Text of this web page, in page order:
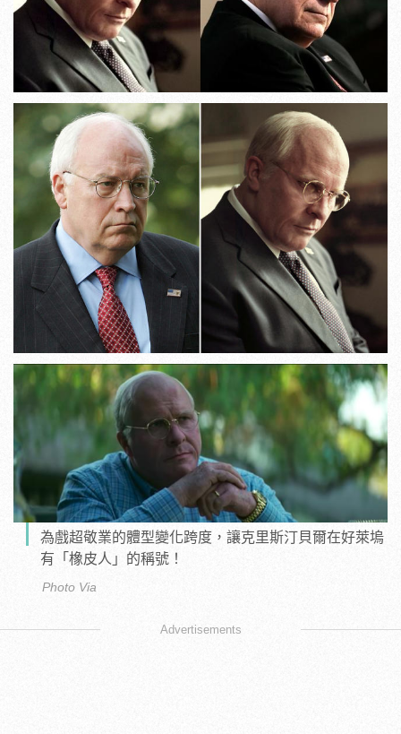
為戲超敬業的體型變化跨度，讓克里斯汀貝爾在好萊塢
有「橡皮人」的稱號！
Photo Via
Advertisements